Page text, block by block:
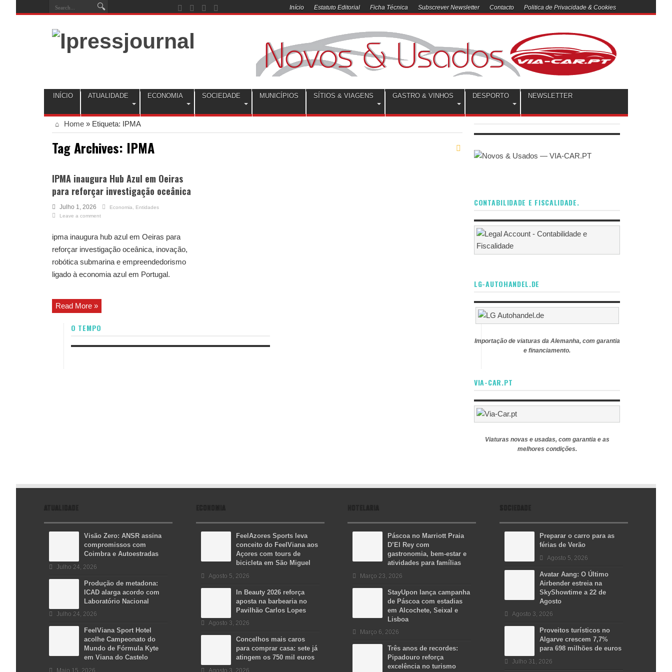
Início Estatuto Editorial Ficha Técnica Subscrever Newsletter Contacto Politica de Privacidade & Cookies
INÍCIO ATUALIDADE ECONOMIA SOCIEDADE MUNICÍPIOS SÍTIOS & VIAGENS GASTRO & VINHOS DESPORTO NEWSLETTER
Home » Etiqueta: IPMA
Tag Archives: IPMA
IPMA inaugura Hub Azul em Oeiras
para reforçar investigação oceânica
Julho 1, 2026 Economia
Entidades
Leave a comment
ipma inaugura hub azul em Oeiras para
reforçar investigação oceânica, inovação,
robótica submarina e empreendedorismo
ligado à economia azul em Portugal.
Read More »
O TEMPO
CONTABILIDADE E FISCALIDADE.
LG-AUTOHANDEL.DE
Importação de viaturas da Alemanha, com garantia
e financiamento.
VIA-CAR.PT
Viaturas novas e usadas, com garantia e as
melhores condições.
ATUALIDADE
Visão Zero: ANSR assina
compromissos com
Coimbra e Autoestradas
Julho 24, 2026
Produção de metadona:
ICAD alarga acordo com
Laboratório Nacional
Julho 24, 2026
FeelViana Sport Hotel
acolhe Campeonato do
Mundo de Fórmula Kyte
em Viana do Castelo
Maio 15, 2026
ECONOMIA
FeelAzores Sports leva
conceito do FeelViana aos
Açores com tours de
bicicleta em São Miguel
Agosto 5, 2026
In Beauty 2026 reforça
aposta na barbearia no
Pavilhão Carlos Lopes
Agosto 3, 2026
Concelhos mais caros
para comprar casa: sete já
atingem os 750 mil euros
Agosto 3, 2026
HOTELARIA
Páscoa no Marriott Praia
D’El Rey com
gastronomia, bem-estar e
atividades para famílias
Março 23, 2026
StayUpon lança campanha
de Páscoa com estadias
em Alcochete, Seixal e
Lisboa
Março 6, 2026
Três anos de recordes:
Pipadouro reforça
excelência no turismo
SOCIEDADE
Preparar o carro para as
férias de Verão
Agosto 5, 2026
Avatar Aang: O Último
Airbender estreia na
SkyShowtime a 22 de
Agosto
Agosto 3, 2026
Proveitos turísticos no
Algarve crescem 7,7%
para 698 milhões de euros
Julho 31, 2026